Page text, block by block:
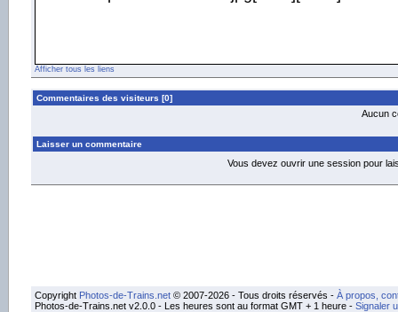
Afficher tous les liens
Commentaires des visiteurs [0]
Aucun
Laisser un commentaire
Vous devez ouvrir une session pour
Copyright Photos-de-Trains.net © 2007-2026 - Tous droits réservés - À propos,
Photos-de-Trains.net v2.0.0 - Les heures sont au format GMT + 1 heure - Signaler